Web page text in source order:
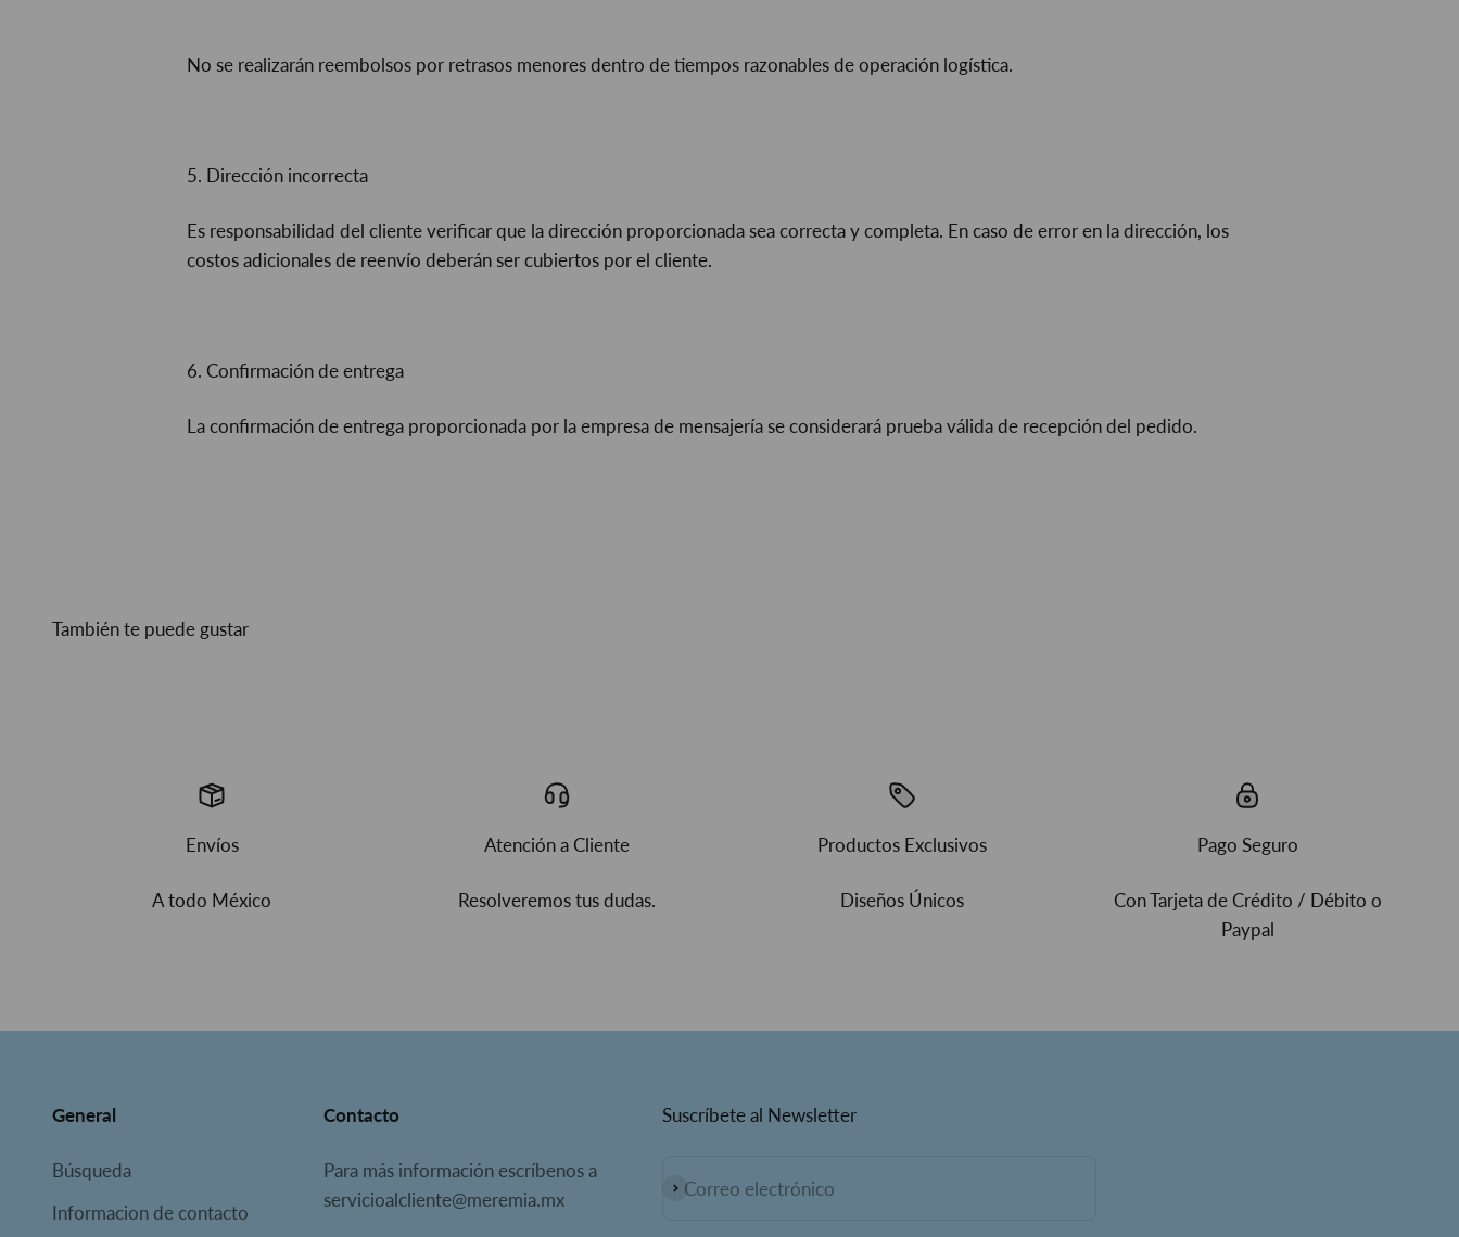
No se realizarán reembolsos por retrasos menores dentro de tiempos razonables de operación logística.
5. Dirección incorrecta
Es responsabilidad del cliente verificar que la dirección proporcionada sea correcta y completa. En caso de error en la dirección, los
costos adicionales de reenvío deberán ser cubiertos por el cliente.
6. Confirmación de entrega
La confirmación de entrega proporcionada por la empresa de mensajería se considerará prueba válida de recepción del pedido.
También te puede gustar
Envíos
A todo México
Atención a Cliente
Resolveremos tus dudas.
Productos Exclusivos
Diseños Únicos
Pago Seguro
Con Tarjeta de Crédito / Débito o
Paypal
General
Búsqueda
Informacion de contacto
Contacto
Para más información escríbenos a
servicioalcliente@meremia.mx
Suscríbete al Newsletter
Correo electrónico
Suscribirse